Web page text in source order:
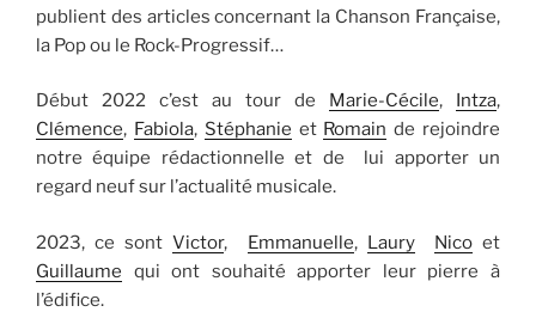
publient des articles concernant la Chanson Française,
la Pop ou le Rock-Progressif…
Début 2022 c’est au tour de Marie-Cécile, Intza,
Clémence, Fabiola, Stéphanie et Romain de rejoindre
notre équipe rédactionnelle et de lui apporter un
regard neuf sur l’actualité musicale.
2023, ce sontVictor, Emmanuelle, Laury Nicoet
Guillaume qui ont souhaité apporter leur pierre à
l’édifice.